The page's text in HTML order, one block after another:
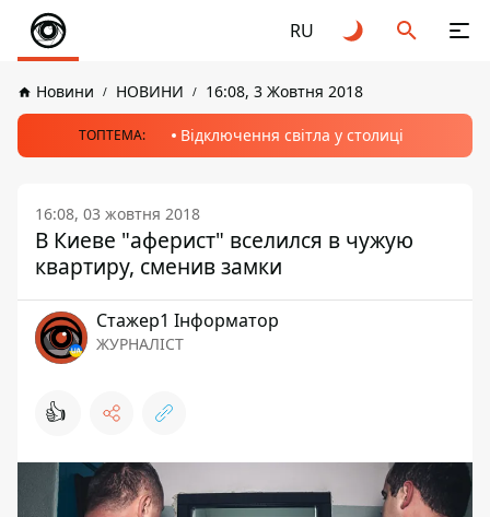
RU
Новини НОВИНИ 16:08, 3 Жовтня 2018
ТОПТЕМА: Відключення світла у столиці
16:08, 03 жовтня 2018
В Киеве "аферист" вселился в чужую
квартиру, сменив замки
Стажер1 Інформатор
ЖУРНАЛІСТ
👍